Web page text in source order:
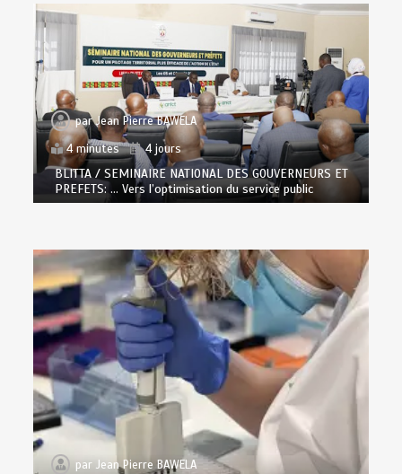
parJean Pierre BAWELA
4 minutes
4 jours
BLITTA / SEMINAIRE NATIONAL DES GOUVERNEURS ET
PREFETS: … Vers l’optimisation du service public
parJean Pierre BAWELA